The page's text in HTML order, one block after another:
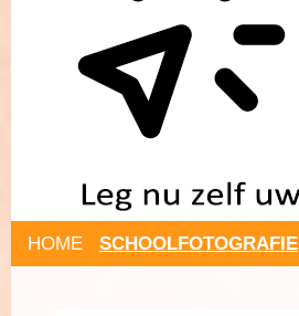
HOME SCHOOLFOTOGRAFIE